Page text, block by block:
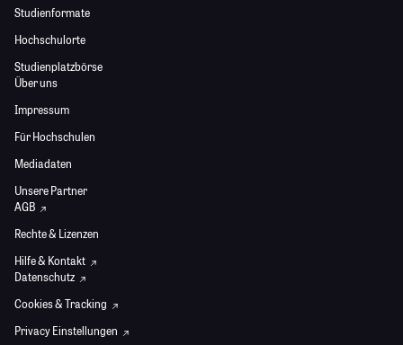
Studienformate
Hochschulorte
Studienplatzbörse
Über uns
Impressum
Für Hochschulen
Mediadaten
Unsere Partner
AGB
Rechte & Lizenzen
Hilfe & Kontakt
Datenschutz
Cookies & Tracking
Privacy Einstellungen